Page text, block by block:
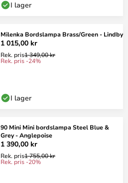
I lager
Milenka Bordslampa Brass/Green - Lindby
1 015,00 kr
Rek. pris1 349,00 kr
Rek. pris -24%
I lager
90 Mini Mini bordslampa Steel Blue &
Grey - Anglepoise
1 390,00 kr
Rek. pris1 755,00 kr
Rek. pris -20%